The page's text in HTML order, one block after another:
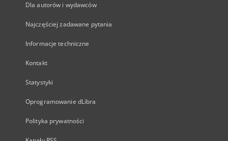
Dla autorów i wydawców
Najczęściej zadawane pytania
Informacje techniczne
Kontakt
Statystyki
Oprogramowanie dLibra
Polityka prywatności